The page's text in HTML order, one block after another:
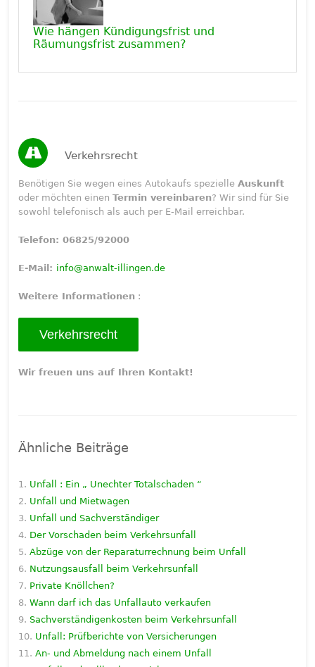
Wie hängen Kündigungsfrist und
Räumungsfrist zusammen?
Verkehrsrecht
Benötigen Sie wegen eines Autokaufs spezielleAuskunft
oder möchten einenTermin vereinbaren? Wir sind für Sie
sowohl telefonisch als auch per E-Mail erreichbar.
Telefon: 06825/92000
E-Mail: info@anwalt-illingen.de
Weitere Informationen :
Verkehrsrecht
Wir freuen uns auf Ihren Kontakt!
Ähnliche Beiträge
Unfall : Ein „ Unechter Totalschaden “
Unfall und Mietwagen
Unfall und Sachverständiger
Der Vorschaden beim Verkehrsunfall
Abzüge von der Reparaturrechnung beim Unfall
Nutzungsausfall beim Verkehrsunfall
Private Knöllchen?
Wann darf ich das Unfallauto verkaufen
Sachverständigenkosten beim Verkehrsunfall
Unfall: Prüfberichte von Versicherungen
An- und Abmeldung nach einem Unfall